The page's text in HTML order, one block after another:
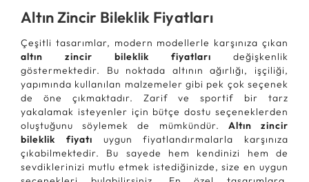
Altın Zincir Bileklik Fiyatları
Çeşitli tasarımlar, modern modellerle karşınıza çıkan
altın zincir bileklik fiyatları değişkenlik
göstermektedir. Bu noktada altının ağırlığı, işçiliği,
yapımında kullanılan malzemeler gibi pek çok seçenek
de öne çıkmaktadır. Zarif ve sportif bir tarz
yakalamak isteyenler için bütçe dostu seçeneklerden
oluştuğunu söylemek de mümkündür. Altın zincir
bileklik fiyatı uygun fiyatlandırmalarla karşınıza
çıkabilmektedir. Bu sayede hem kendinizi hem de
sevdiklerinizi mutlu etmek istediğinizde, size en uygun